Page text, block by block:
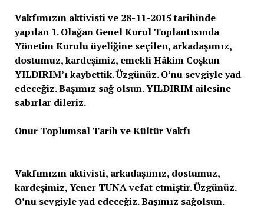
Vakfımızın aktivisti ve 28-11-2015 tarihinde
yapılan 1. Olağan Genel Kurul Toplantısında
Yönetim Kurulu üyeliğine seçilen, arkadaşımız,
dostumuz, kardeşimiz, emekli Hâkim Coşkun
YILDIRIM’ı kaybettik. Üzgünüz. O’nu sevgiyle yad
edeceğiz. Başımız sağ olsun. YILDIRIM ailesine
sabırlar dileriz.
Onur Toplumsal Tarih ve Kültür Vakfı
Vakfımızın aktivisti, arkadaşımız, dostumuz,
kardeşimiz, Yener TUNA vefat etmiştir. Üzgünüz.
O’nu sevgiyle yad edeceğiz. Başımız sağolsun.